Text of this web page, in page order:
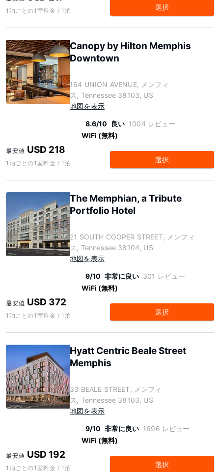
1泊ごとの1室料金 / 1泊 選択
Canopy by Hilton Memphis
Downtown
164 UNION AVENUE, メンフィ
ス, Tennessee 38103, US
地図を表示
8.6/10 良い 1004 レビュー
WiFi (無料)
最安値 USD 218
1泊ごとの1室料金 / 1泊 選択
The Memphian, a Tribute
Portfolio Hotel
21 SOUTH COOPER STREET, メンフィ
ス, Tennessee 38104, US
地図を表示
9/10 非常に良い 301 レビュー
WiFi (無料)
最安値 USD 372
1泊ごとの1室料金 / 1泊 選択
Hyatt Centric Beale Street
Memphis
33 BEALE STREET, メンフィ
ス, Tennessee 38103, US
地図を表示
9/10 非常に良い 1696 レビュー
WiFi (無料)
最安値 USD 192
1泊ごとの1室料金 / 1泊 選択